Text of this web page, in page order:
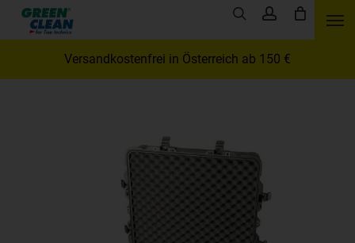
Versandkostenfrei in Österreich ab 150 €
Skip
search account